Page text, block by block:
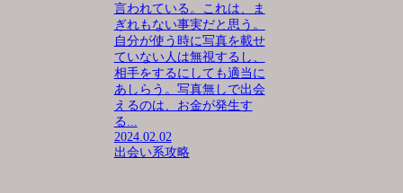
言われている。これは、ま
ぎれもない事実だと思う。
自分が使う時に写真を載せ
ていない人は無視するし、
相手をするにしても適当に
あしらう。写真無しで出会
えるのは、お金が発生す
る...
2024.02.02
出会い系攻略